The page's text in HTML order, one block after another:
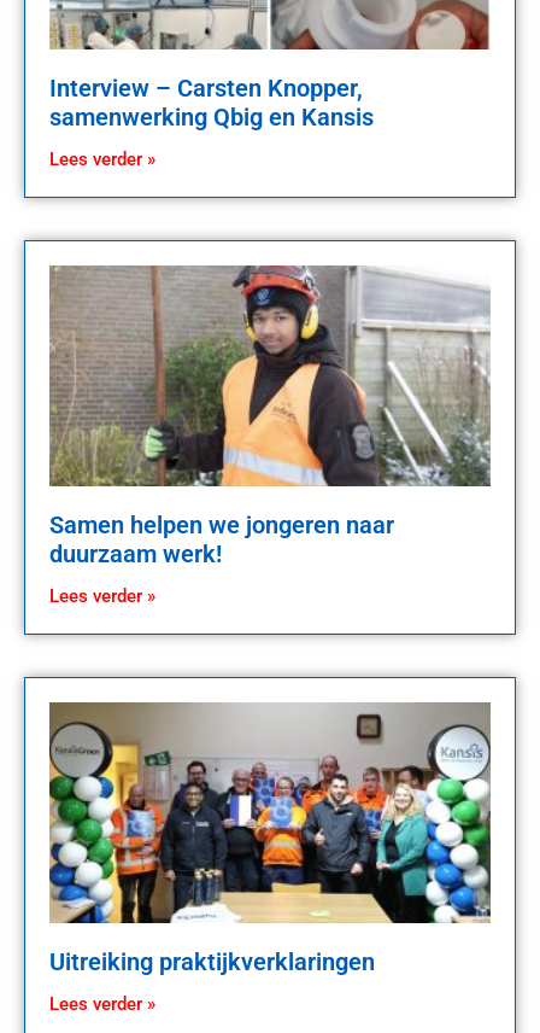
Interview – Carsten Knopper,
samenwerking Qbig en Kansis
Lees verder »
Samen helpen we jongeren naar
duurzaam werk!
Lees verder »
Uitreiking praktijkverklaringen
Lees verder »